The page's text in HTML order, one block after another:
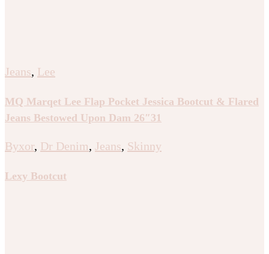
Jeans, Lee
MQ Marqet Lee Flap Pocket Jessica Bootcut & Flared
Jeans Bestowed Upon Dam 26″31
Byxor, Dr Denim, Jeans, Skinny
Lexy Bootcut